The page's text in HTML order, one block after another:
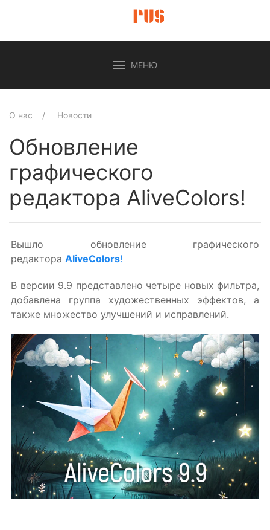
МЕНЮ
О нас Новости
Обновление
графического
редактора AliveColors!
Вышло обновление графического
редактора AliveColors!
В версии 9.9 представлено четыре новых фильтра,
добавлена группа художественных эффектов, а
также множество улучшений и исправлений.